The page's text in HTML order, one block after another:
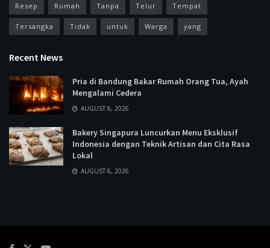
Resep Rumah Tanpa Telur Tempat
Tersangka Tidak untuk Warga yang
Recent News
Pria di Bandung Bakar Rumah Orang Tua, Ayah
Mengalami Cedera
AUGUST 6, 2026
Bakery Singapura Luncurkan Menu Eksklusif
Indonesia dengan Teknik Artisan dan Cita Rasa
Lokal
AUGUST 6, 2026